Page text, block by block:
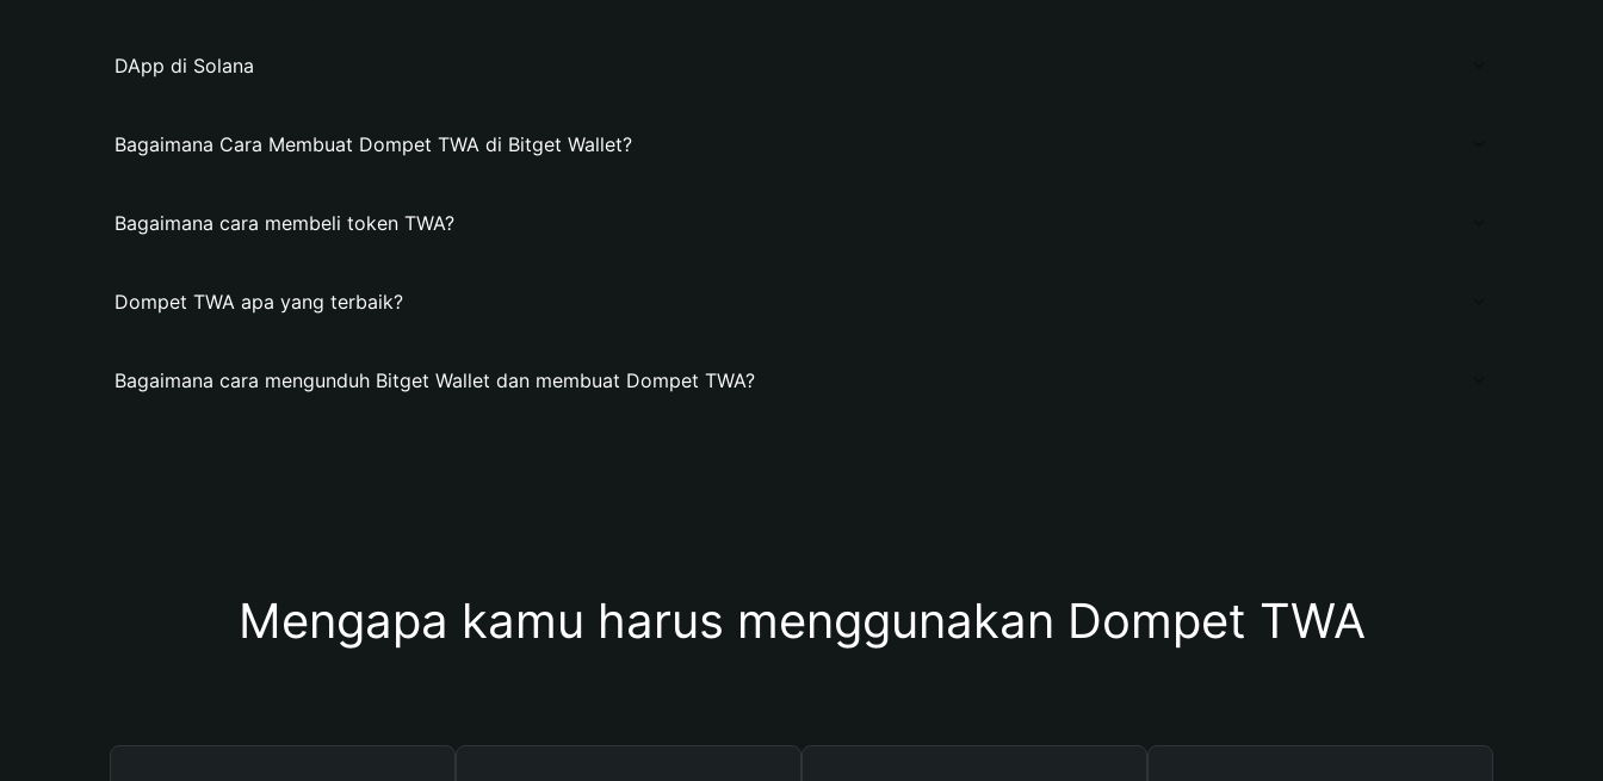
DApp di Solana
Bagaimana Cara Membuat Dompet TWA di Bitget Wallet?
Bagaimana cara membeli token TWA?
Dompet TWA apa yang terbaik?
Bagaimana cara mengunduh Bitget Wallet dan membuat Dompet TWA?
Mengapa kamu harus menggunakan Dompet TWA